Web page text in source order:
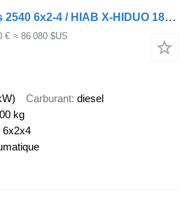
Mercedes-Benz Antos 2540 6x2-4 / HIAB X-HIDUO 188 ES-4 crane / Rotator / remot
€ ≈ 86 080 $US
Carburant diesel
kg
6x2x4